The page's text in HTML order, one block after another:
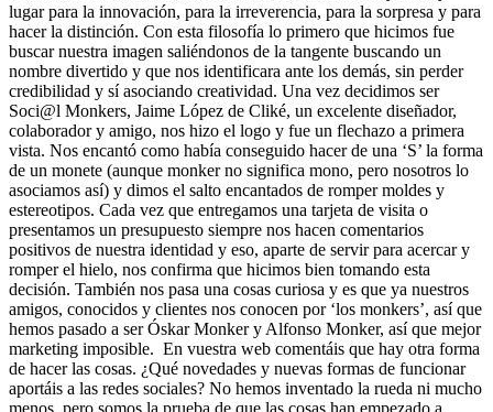
lugar para la innovación, para la irreverencia, para la sorpresa y para
hacer la distinción. Con esta filosofía lo primero que hicimos fue
buscar nuestra imagen saliéndonos de la tangente buscando un
nombre divertido y que nos identificara ante los demás, sin perder
credibilidad y sí asociando creatividad. Una vez decidimos ser
Soci@l Monkers, Jaime López de Cliké, un excelente diseñador,
colaborador y amigo, nos hizo el logo y fue un flechazo a primera
vista. Nos encantó como había conseguido hacer de una ‘S’ la forma
de un monete (aunque monker no significa mono, pero nosotros lo
asociamos así) y dimos el salto encantados de romper moldes y
estereotipos. Cada vez que entregamos una tarjeta de visita o
presentamos un presupuesto siempre nos hacen comentarios
positivos de nuestra identidad y eso, aparte de servir para acercar y
romper el hielo, nos confirma que hicimos bien tomando esta
decisión. También nos pasa una cosas curiosa y es que ya nuestros
amigos, conocidos y clientes nos conocen por ‘los monkers’, así que
hemos pasado a ser Óskar Monker y Alfonso Monker, así que mejor
marketing imposible. En vuestra web comentáis que hay otra forma
de hacer las cosas. ¿Qué novedades y nuevas formas de funcionar
aportáis a las redes sociales? No hemos inventado la rueda ni mucho
menos, pero somos la prueba de que las cosas han empezado a